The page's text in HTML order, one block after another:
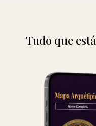
Tudo que está